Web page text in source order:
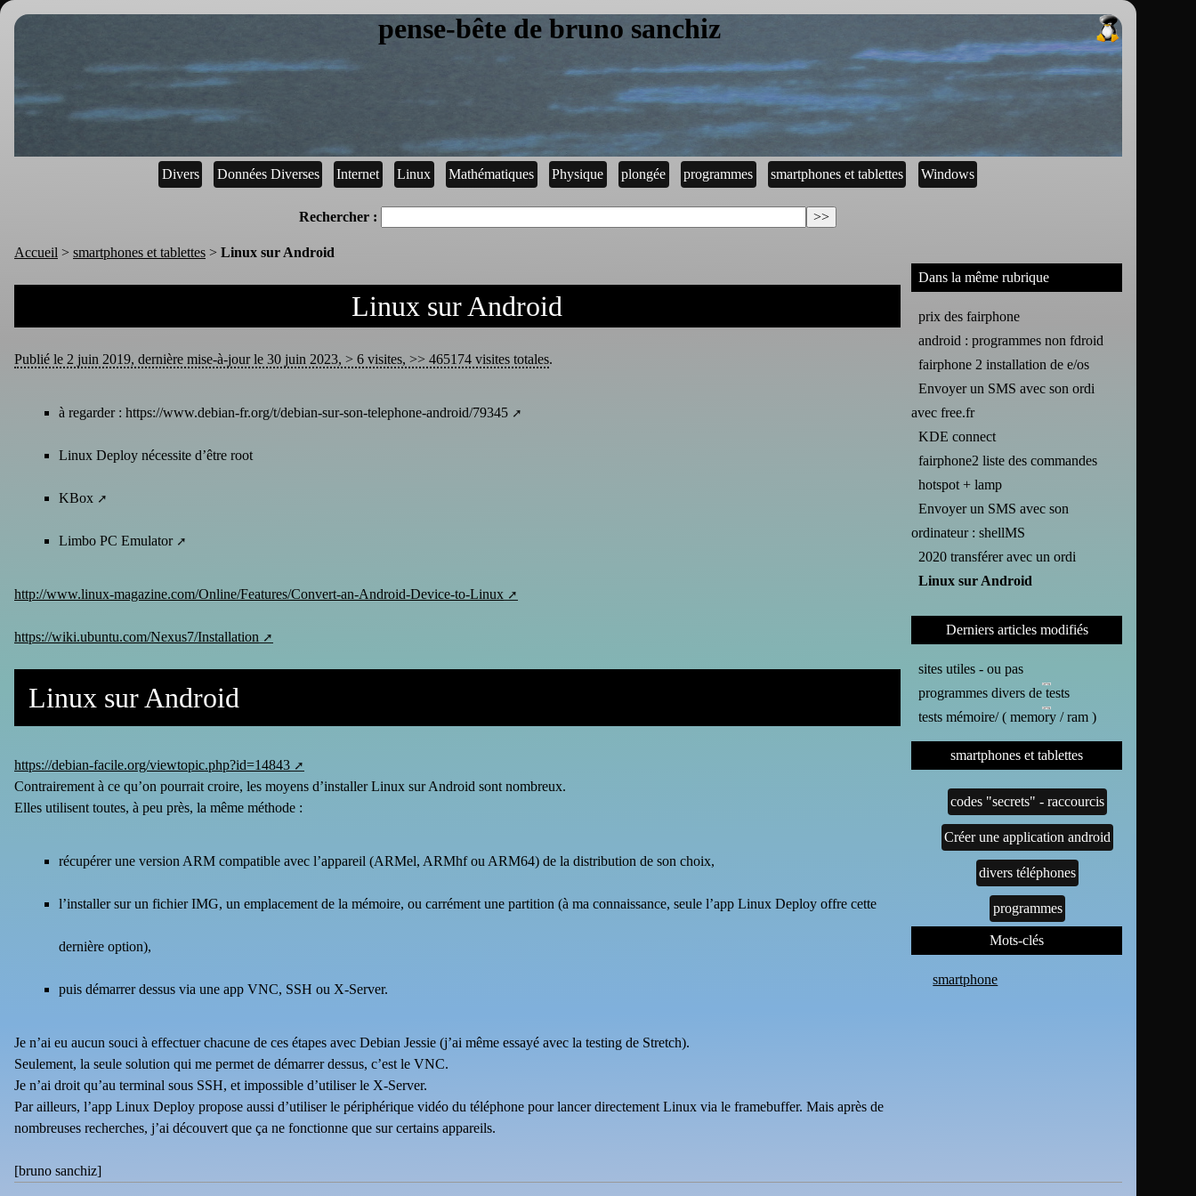
pense-bête de bruno sanchiz
Divers Données Diverses Internet Linux Mathématiques Physique plongée programmes smartphones et tablettes Windows
Rechercher :
Accueil > smartphones et tablettes > Linux sur Android
Linux sur Android
Publié le 2 juin 2019, dernière mise-à-jour le 30 juin 2023, > 6 visites, >> 465174 visites totales.
à regarder : https://www.debian-fr.org/t/debian-sur-son-telephone-android/79345
Linux Deploy nécessite d’être root
KBox
Limbo PC Emulator
http://www.linux-magazine.com/Online/Features/Convert-an-Android-Device-to-Linux
https://wiki.ubuntu.com/Nexus7/Installation
Linux sur Android
https://debian-facile.org/viewtopic.php?id=14843
Contrairement à ce qu’on pourrait croire, les moyens d’installer Linux sur Android sont nombreux.
Elles utilisent toutes, à peu près, la même méthode :
récupérer une version ARM compatible avec l’appareil (ARMel, ARMhf ou ARM64) de la distribution de son choix,
l’installer sur un fichier IMG, un emplacement de la mémoire, ou carrément une partition (à ma connaissance, seule l’app Linux Deploy offre cette
dernière option),
puis démarrer dessus via une app VNC, SSH ou X-Server.
Je n’ai eu aucun souci à effectuer chacune de ces étapes avec Debian Jessie (j’ai même essayé avec la testing de Stretch).
Seulement, la seule solution qui me permet de démarrer dessus, c’est le VNC.
Je n’ai droit qu’au terminal sous SSH, et impossible d’utiliser le X-Server.
Par ailleurs, l’app Linux Deploy propose aussi d’utiliser le périphérique vidéo du téléphone pour lancer directement Linux via le framebuffer. Mais après de
nombreuses recherches, j’ai découvert que ça ne fonctionne que sur certains appareils.
[bruno sanchiz]
Dans la même rubrique
prix des fairphone
android : programmes non fdroid
fairphone 2 installation de e/os
Envoyer un SMS avec son ordi
avec free.fr
KDE connect
fairphone2 liste des commandes
hotspot + lamp
Envoyer un SMS avec son
ordinateur : shellMS
2020 transférer avec un ordi
Linux sur Android
Derniers articles modifiés
sites utiles - ou pas
programmes divers de tests
tests mémoire/ ( memory / ram )
smartphones et tablettes
codes "secrets" - raccourcis
Créer une application android
divers téléphones
programmes
Mots-clés
smartphone